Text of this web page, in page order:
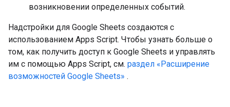
возникновении определенных событий.
Надстройки для Google Sheets создаются с
использованием Apps Script. Чтобы узнать больше о
том, как получить доступ к Google Sheets и управлять
им с помощью Apps Script, см. раздел «Расширение
возможностей Google Sheets» .